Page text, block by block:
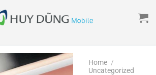
Home /
Uncategorized